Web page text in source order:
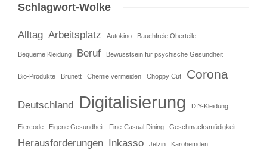
Schlagwort-Wolke
Alltag Arbeitsplatz Autokino Bauchfreie Oberteile
Bequeme Kleidung Beruf Bewusstsein für psychische Gesundheit
Bio-Produkte Brünett Chemie vermeiden Choppy Cut Corona
Deutschland Digitalisierung DIY-Kleidung
Eiercode Eigene Gesundheit Fine-Casual Dining Geschmacksmüdigkeit
Herausforderungen Inkasso Jelzin Karohemden